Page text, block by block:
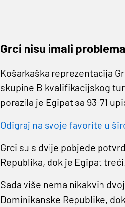
Grci nisu imali
Košarkaška reprezentacija
skupine B kvalifikacijskog
porazila je Egipat sa 93-71
Odigraj na svoje favorite u
Grci su s dvije pobjede
Republika, dok je Egipat treći.
Sada više nema nikakvih
Dominikanske Republike,